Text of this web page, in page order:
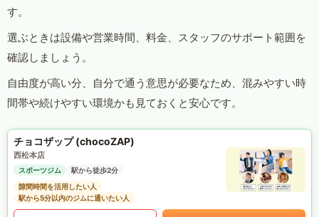
す。
選ぶときは設備や営業時間、料金、スタッフのサポート範囲を
確認しましょう。
自由度が高い分、自分で通う意思が必要なため、混みやすい時
間帯や続けやすい環境かも見ておくと安心です。
チョコザップ (chocoZAP)
西松本店
スポーツジム
駅から徒歩2分
隙間時間を活用したい人
駅から5分以内のジムに通いたい人